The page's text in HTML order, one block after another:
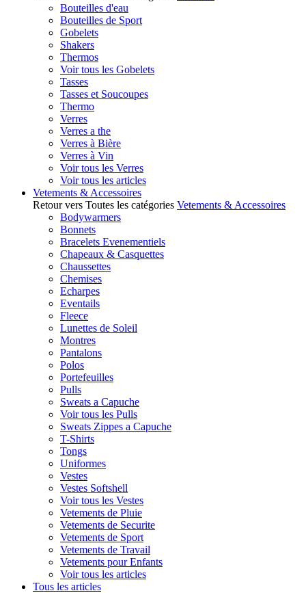
Bouteilles d'eau
Bouteilles de Sport
Gobelets
Shakers
Thermos
Voir tous les Gobelets
Tasses
Tasses et Soucoupes
Thermo
Verres
Verres a the
Verres à Bière
Verres à Vin
Voir tous les Verres
Voir tous les articles
Vetements & Accessoires
Retour vers Toutes les catégories Vetements & Accessoires
Bodywarmers
Bonnets
Bracelets Evenementiels
Chapeaux & Casquettes
Chaussettes
Chemises
Echarpes
Eventails
Fleece
Lunettes de Soleil
Montres
Pantalons
Polos
Portefeuilles
Pulls
Sweats a Capuche
Voir tous les Pulls
Sweats Zippes a Capuche
T-Shirts
Tongs
Uniformes
Vestes
Vestes Softshell
Voir tous les Vestes
Vetements de Pluie
Vetements de Securite
Vetements de Sport
Vetements de Travail
Vetements pour Enfants
Voir tous les articles
Tous les articles